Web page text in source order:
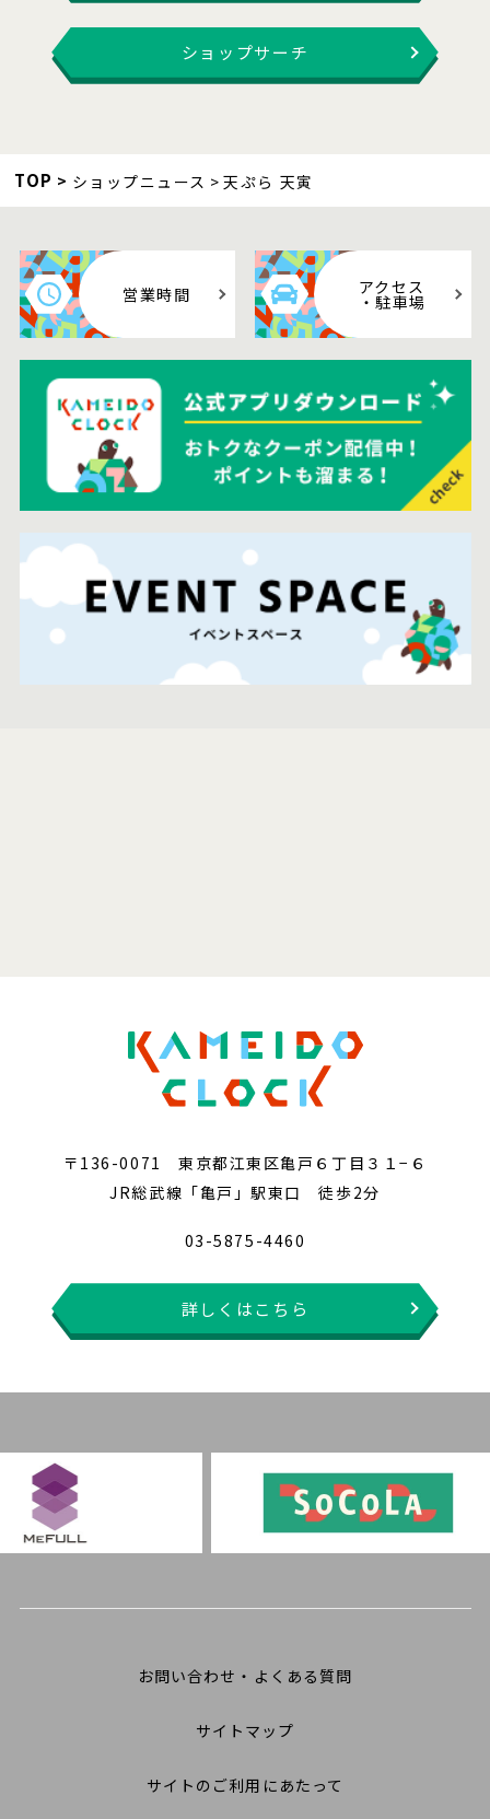
ショップサーチ
TOP ショップニュース 天ぷら 天寅
営業時間 アクセス
・駐車場
〒136-0071 東京都江東区亀戸６丁目３１−６
JR総武線「亀戸」駅東口 徒歩2分
03-5875-4460
詳しくはこちら
お問い合わせ・よくある質問
サイトマップ
サイトのご利用にあたって